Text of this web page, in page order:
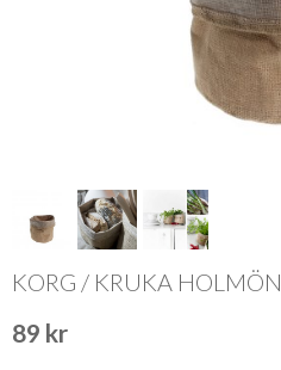
KORG / KRUKA HOLMÖN
89 kr